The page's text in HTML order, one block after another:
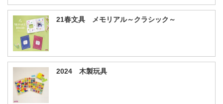
21春文具 メモリアル～クラシック～
2024 木製玩具